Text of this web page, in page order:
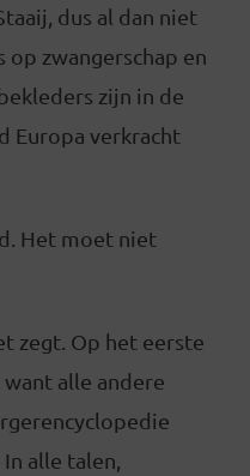
dus al dan niet
zwangerschap en
zijn in de
Europa verkracht
Het moet niet
zegt. Op het eerste
want alle andere
alle talen,